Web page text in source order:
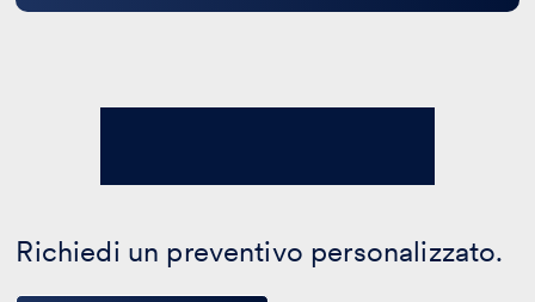
Richiedi un preventivo personalizzato.